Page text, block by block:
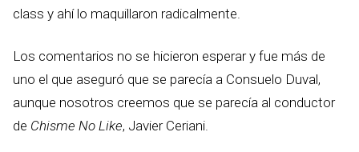
class y ahí lo maquillaron radicalmente.
Los comentarios no se hicieron esperar y fue más de
uno el que aseguró que se parecía a Consuelo Duval,
aunque nosotros creemos que se parecía al conductor
de Chisme No Like, Javier Ceriani.